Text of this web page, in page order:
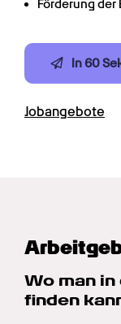
Förderung
In 60
Jobangebote
Wo man
finden